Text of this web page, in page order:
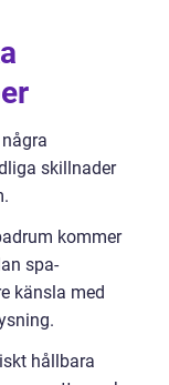
skillnader
kommer
spa-
känsla med
hållbara